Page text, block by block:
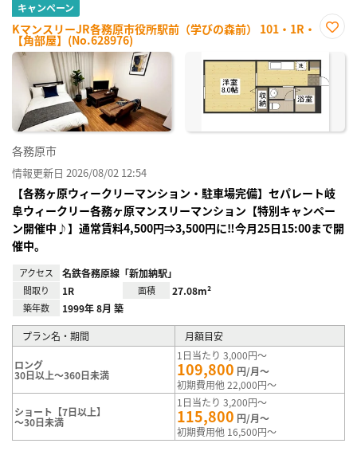
キャンペーン
KマンスリーJR各務原市役所駅前（学びの森前） 101・1R・
【角部屋】(No.628976)
に入
録
各務原市
情報更新日 2026/08/02 12:54
【各務ヶ原ウィークリーマンション・駐車場完備】セパレート岐
阜ウィークリー各務ヶ原マンスリーマンション【特別キャンペー
ン開催中♪】通常賃料4,500円⇒3,500円に‼今月25日15:00まで開
催中。
アクセス 名鉄各務原線「新加納駅」
間取り 1R 面積 27.08m²
築年数 1999年 8月 築
プラン名・期間 月額目安
ロング
30日以上～360日未満
1日当たり 3,000円～
109,800 円/月～
初期費用他 22,000円～
ショート【7日以上】
～30日未満
1日当たり 3,200円～
115,800 円/月～
初期費用他 16,500円～